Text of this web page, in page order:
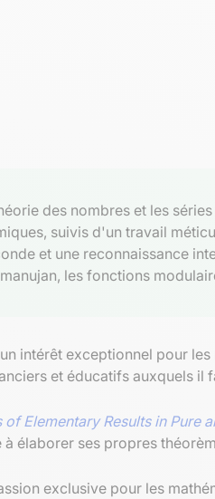
des nombres et les
suivis d'un travail
et une reconnaissance
les fonctions
intérêt exceptionnel pour
et éducatifs auxquels il
of Elementary Results in Pure
élaborer ses propres
exclusive pour les